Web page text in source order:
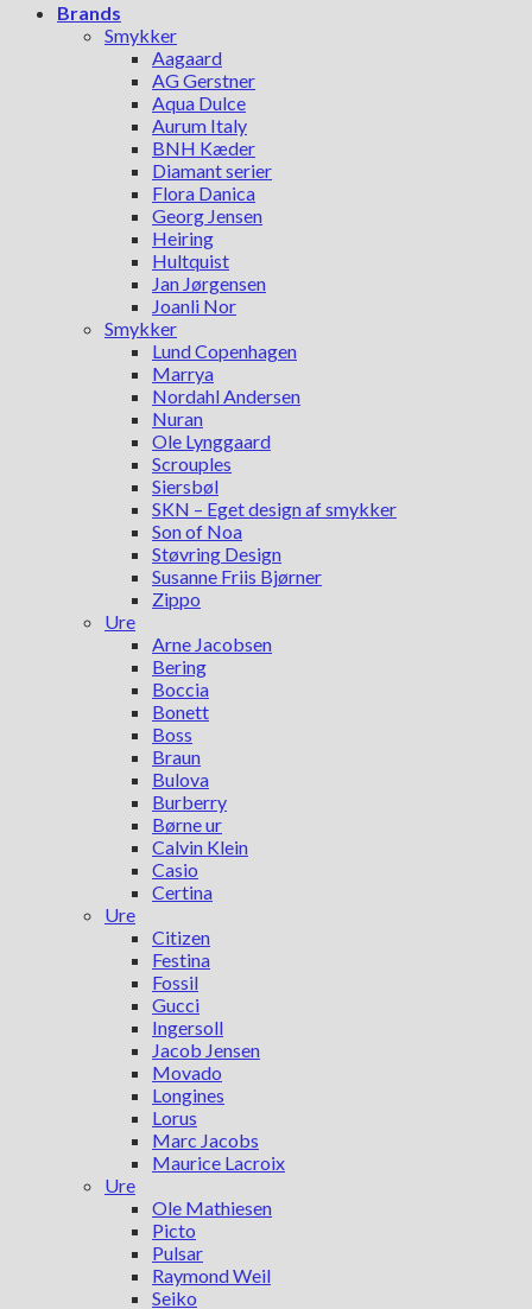
Brands
Smykker
Aagaard
AG Gerstner
Aqua Dulce
Aurum Italy
BNH Kæder
Diamant serier
Flora Danica
Georg Jensen
Heiring
Hultquist
Jan Jørgensen
Joanli Nor
Smykker
Lund Copenhagen
Marrya
Nordahl Andersen
Nuran
Ole Lynggaard
Scrouples
Siersbøl
SKN – Eget design af smykker
Son of Noa
Støvring Design
Susanne Friis Bjørner
Zippo
Ure
Arne Jacobsen
Bering
Boccia
Bonett
Boss
Braun
Bulova
Burberry
Børne ur
Calvin Klein
Casio
Certina
Ure
Citizen
Festina
Fossil
Gucci
Ingersoll
Jacob Jensen
Movado
Longines
Lorus
Marc Jacobs
Maurice Lacroix
Ure
Ole Mathiesen
Picto
Pulsar
Raymond Weil
Seiko